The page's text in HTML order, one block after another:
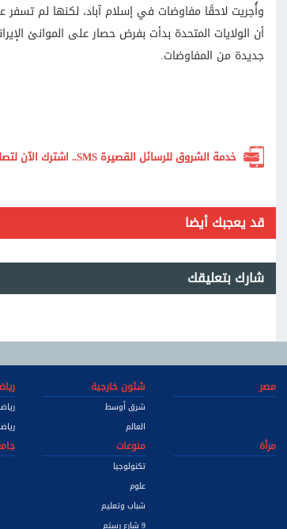
وأُجريت لاحقًا مفاوضات في إسلام آباد، لكنها لم تسفر
أن الولايات المتحدة بدأت بفرض حصار على الموانئ
جديدة من المفاوضات.
خدمة الشروق للرسائل القصيرة SMS.. اشترك الآن لتصلك أهم الأخبار لحظة بلحظة
قد يعجبك أيضا
شارك بتعليقك
مصر شئون خارجية
شرق أوسط
العالم
مرأة
منوعات
تكنولوجيا
علوم
شباب وتعليم
9 شارع رستم